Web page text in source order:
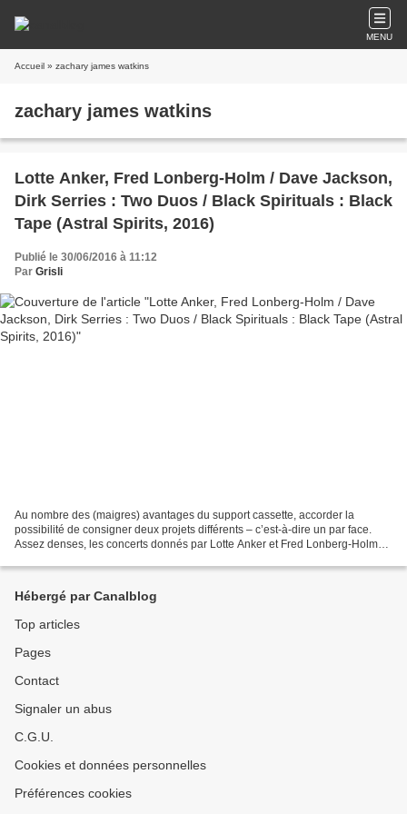
MENU
Accueil » zachary james watkins
zachary james watkins
Lotte Anker, Fred Lonberg-Holm / Dave Jackson,
Dirk Serries : Two Duos / Black Spirituals : Black
Tape (Astral Spirits, 2016)
Publié le 30/06/2016 à 11:12
Par Grisli
Au nombre des (maigres) avantages du support cassette, accorder la
possibilité de consigner deux projets différents – c’est-à-dire un par face.
Assez denses, les concerts donnés par Lotte Anker et Fred Lonberg-Holm
Hébergé par Canalblog
Top articles
Pages
Contact
Signaler un abus
C.G.U.
Cookies et données personnelles
Préférences cookies